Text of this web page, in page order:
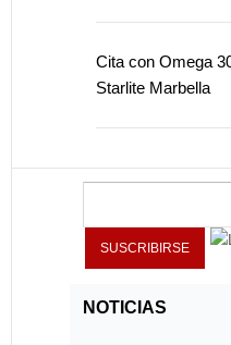
Cita con Omega
Starlite Marbella
NOTICIAS